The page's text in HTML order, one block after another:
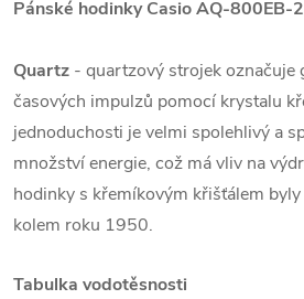
Pánské hodinky Casio AQ-800EB-
Quartz - quartzový strojek označuje
časových impulzů pomocí krystalu
jednoduchosti je velmi spolehlivý a
množství energie, což má vliv na
hodinky s křemíkovým křišťálem
kolem roku 1950.
Tabulka vodotěsnosti